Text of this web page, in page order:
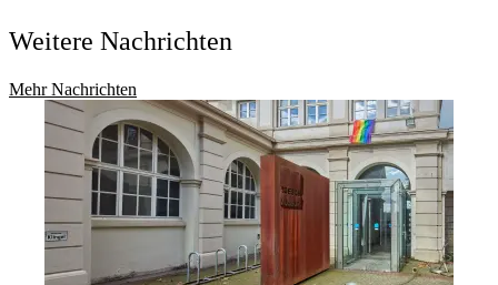
Weitere Nachrichten
Mehr Nachrichten